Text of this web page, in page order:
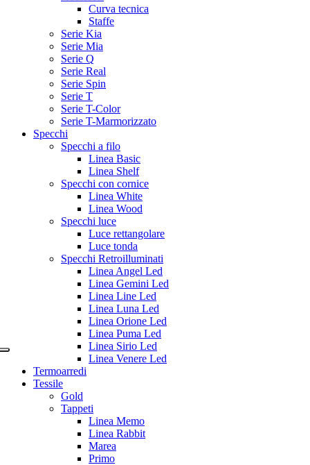
Curva tecnica
Staffe
Serie Kia
Serie Mia
Serie Q
Serie Real
Serie Spin
Serie T
Serie T-Color
Serie T-Marmorizzato
Specchi
Specchi a filo
Linea Basic
Linea Shelf
Specchi con cornice
Linea White
Linea Wood
Specchi luce
Luce rettangolare
Luce tonda
Specchi Retroilluminati
Linea Angel Led
Linea Gemini Led
Linea Line Led
Linea Luna Led
Linea Orione Led
Linea Puma Led
Linea Sirio Led
Linea Venere Led
Termoarredi
Tessile
Gold
Tappeti
Linea Memo
Linea Rabbit
Marea
Primo